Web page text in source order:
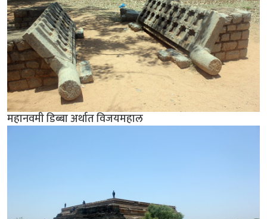
महानवमी डिब्बा अर्थात विजयमहाल